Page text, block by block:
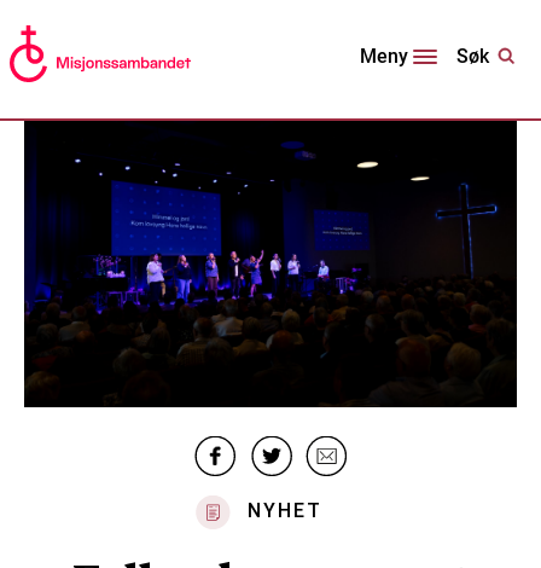
Meny Søk
NYHET